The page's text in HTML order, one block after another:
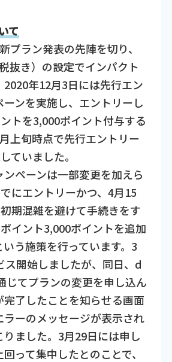
て
プラン発表の先陣を切り、
抜き）の設定でインパクト
年12月3日には先行エン
ーンを実施し、エントリーし
トを3,000ポイント付与する
上旬時点で先行エントリー
ていました。
ペーンは一部変更を加えら
にエントリーかつ、4月15
期混雑を避けて手続きをす
イント3,000ポイントを追加
いう施策を行っています。3
ス開始しましたが、同日、d
じてプランの変更を申し込ん
了したことを知らせる画面
ラーのメッセージが表示され
りました。3月29日には申し
って集中したとのことで、